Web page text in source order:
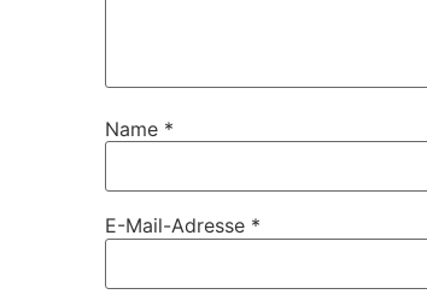
Name *
E-Mail-Adresse *